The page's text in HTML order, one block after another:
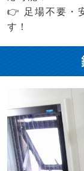
👉 足場不要・
す！